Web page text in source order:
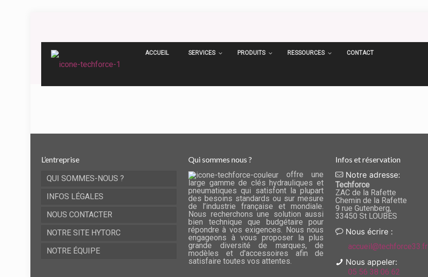
ACCUEIL SERVICES PRODUITS RESSOURCES CONTACT
L’entreprise
QUI SOMMES-NOUS ?
INFOS LÉGALES
NOUS CONTACTER
NOTRE SITE HYTORC
NOTRE ÉQUIPE
Qui sommes nous ?
offre une
large gamme de clés hydrauliques et
pneumatiques qui satisfont la plupart
des besoins standards ou sur mesure
de l’industrie française et mondiale.
Nous recherchons une solution aussi
bien technique que budgétaire pour
répondre à vos exigences. Nous nous
engageons à vous proposer la plus
grande diversité de marques, de
modèles et d'accessoires afin de
satisfaire toutes vos attentes.
Infos et réservation
Notre adresse:
Techforce
ZAC de la Rafette
Chemin de la Rafette
9 rue Gutenberg,
33450 St LOUBES
Nous écrire :
accueil@techforce33.fr
Nous appeler:
05 56 38 06 62